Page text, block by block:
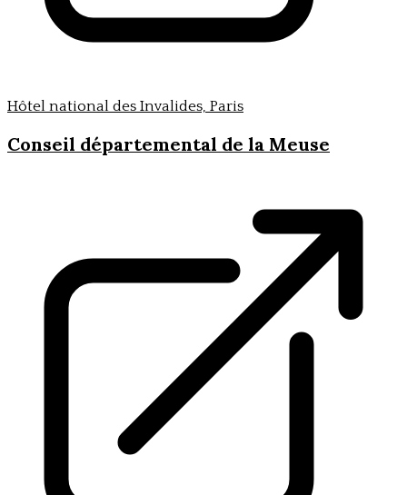
Hôtel national des Invalides, Paris
Conseil départemental de la Meuse